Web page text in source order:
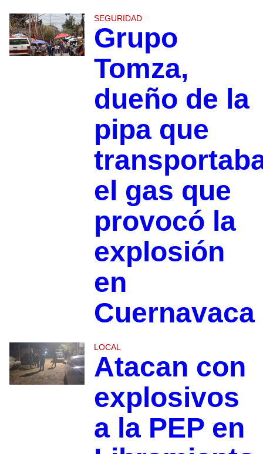
SEGURIDAD
Grupo
Tomza,
dueño de la
pipa que
el gas que
provocó la
explosión
en
Cuernavaca
LOCAL
Atacan con
explosivos
a la PEP en